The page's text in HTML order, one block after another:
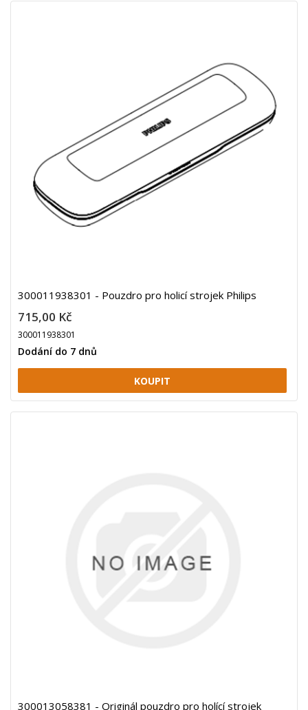
300011938301 - Pouzdro pro holicí strojek Philips
715,00 Kč
300011938301
Dodání do 7 dnů
300013058381 - Originál pouzdro pro holící strojek